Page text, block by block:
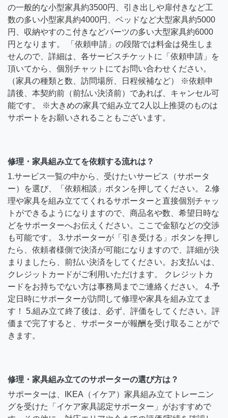
の一般的な小型家具約3500円、引き出しや扉付きなど工
数の多い小型家具約4000円、ベッドなど大型家具約5000
円、収納やすのこ付きなどパーツの多い大型家具約6000
円となります。 「依頼申請」の段階では料金は発生しま
せんので、詳細は、各サービスチケットに「依頼申請」を
頂いてから、個別チャットにてお問い合わせください。
（家具の種類と数、訪問場所、日程候補など） ※依頼申
請後、本契約前（前払い決済前）であれば、キャンセル可
能です。 ※大きめの家具で組み立て2人以上推奨のものは
サポートをお願いされることもございます。
修理・家具組み立てを依頼する流れは？
1.サービス一覧の中から、受けたいサービス（サポータ
ー）を選び、「依頼相談」ボタンを押してください。 2.修
理や家具を組み立ててくれるサポーターと直接個別チャッ
トができるようになりますので、商品名や数、希望日時な
どをサポーターへお伝えください。ここで金額などの交渉
も可能です。 3.サポーターが「引き受ける」ボタンを押し
たら、依頼者様側で決済が可能になりますので、詳細が決
まりましたら、前払い決済をしてください。お支払いは、
クレジットカードがご利用いただけます。 クレジットカ
ードをお持ちでない方は事務局までご連絡ください。 4.予
定日時にサポーターが訪問して修理や家具を組み立てま
す！ 5.組み立て終了後は、必ず、評価をしてください。評
価まで完了すると、サポーターが報酬を受け取ることがで
きます。
修理・家具組み立てのサポーターの選び方は？
サポーターは、IKEA（イケア）家具組み立てトレーニン
グを受けた「イケア家具認定サポーター」がおすすめで